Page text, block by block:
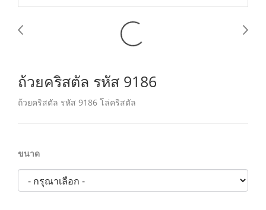
ถ้วยคริสตัล รหัส 9186
ถ้วยคริสตัล รหัส 9186 โล่คริสตัล
ขนาด